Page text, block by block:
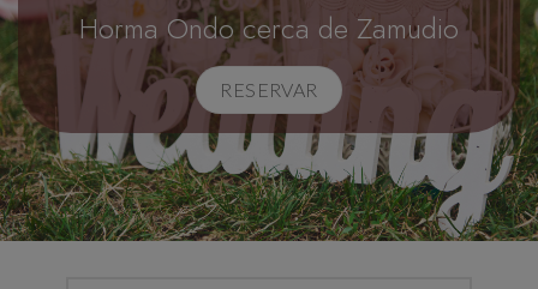
Horma Ondo cerca de Zamudio
RESERVAR